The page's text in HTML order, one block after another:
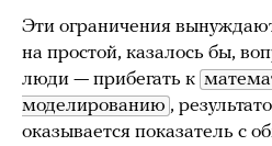
Эти ограничения
на простой, казалось бы,
люди — прибегать к
моделированию ,
оказывается показатель с